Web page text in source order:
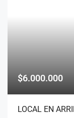
$6.000.000
LOCAL EN